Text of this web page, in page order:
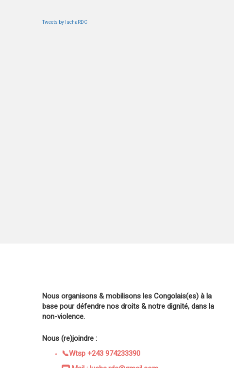
Tweets by luchaRDC
Nous organisons & mobilisons les Congolais(es) à la
base pour défendre nos droits & notre dignité, dans la
non-violence.
Nous (re)joindre :
📞Wtsp +243 974233390